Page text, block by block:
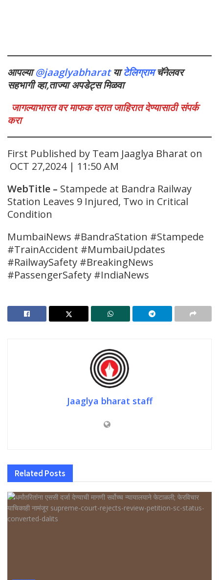
आपल्या@jaaglyabharatयाटेलिग्रामचॅनेलवर
सहभागी व्हा,ताज्या अपडेट्स मिळवा
जागल्याभारत वर माफक दरात जाहिरात देण्यासाठी संपर्क
करा
First Published by Team Jaaglya Bharat on
OCT 27,2024 | 11:50 AM
WebTitle – Stampede at Bandra Railway
Station Leaves 9 Injured, Two in Critical
Condition
MumbaiNews #BandraStation #Stampede
#TrainAccident #MumbaiUpdates
#RailwaySafety #BreakingNews
#PassengerSafety #IndiaNews
Jaaglya bharat staff
Related Posts